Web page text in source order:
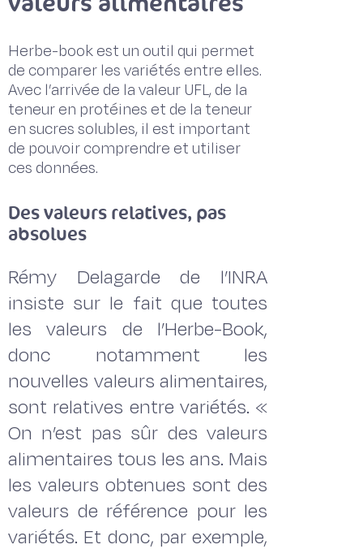
Herbe-book est un outil qui permet
de comparer les variétés entre elles.
Avec l’arrivée de la valeur UFL, de la
teneur en protéines et de la teneur
en sucres solubles, il est important
de pouvoir comprendre et utiliser
ces données.
Des valeurs relatives, pas
absolues
Rémy Delagarde de l’INRA
insiste sur le fait que toutes
les valeurs de l’Herbe-Book,
donc notamment les
nouvelles valeurs alimentaires,
sont relatives entre variétés. «
On n’est pas sûr des valeurs
alimentaires tous les ans. Mais
les valeurs obtenues sont des
valeurs de référence pour les
variétés. Et donc, par exemple,